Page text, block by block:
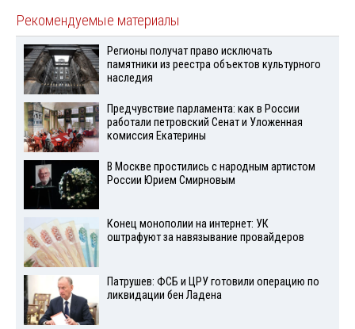
Рекомендуемые материалы
Регионы получат право исключать
памятники из реестра объектов культурного
наследия
Предчувствие парламента: как в России
работали петровский Сенат и Уложенная
комиссия Екатерины
В Москве простились с народным артистом
России Юрием Смирновым
Конец монополии на интернет: УК
оштрафуют за навязывание провайдеров
Патрушев: ФСБ и ЦРУ готовили операцию по
ликвидации бен Ладена